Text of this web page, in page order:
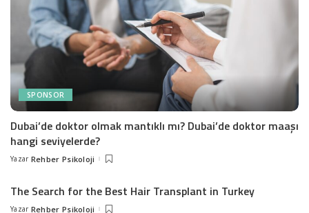
SPONSOR
Dubai’de doktor olmak mantıklı mı? Dubai’de doktor maaşı
hangi seviyelerde?
Posted
Yazar Rehber Psikoloji
The Search for the Best Hair Transplant in Turkey
Yazar Rehber Psikoloji